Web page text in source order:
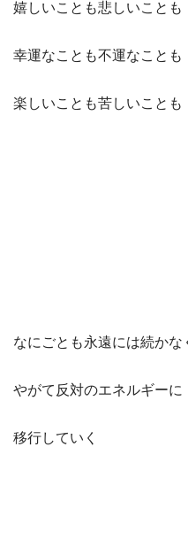
嬉しいことも悲しいことも
幸運なことも不運なことも
楽しいことも苦しいことも
なにごとも永遠には続かな
やがて反対のエネルギーに
移行していく